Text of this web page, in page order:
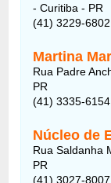
- Curitiba - PR
(41) 3229-6802
Martina
Rua Padre
PR
(41) 3335-6154
Núcleo de
Rua Saldanha
PR
(41) 3027-8007